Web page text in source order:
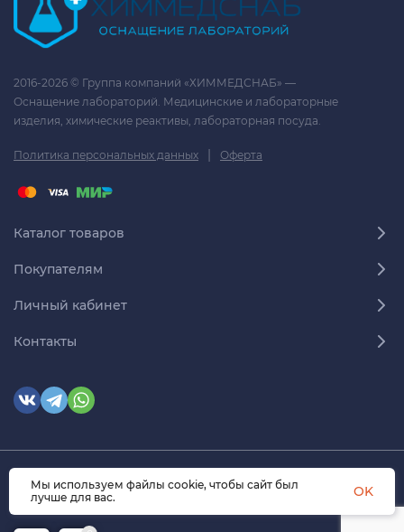
2016-2026 © Группа компаний «ХИММЕДСНАБ» —
Оснащение лабораторий. Медицинские и лабораторные
изделия, химические реактивы, лабораторная посуда.
Политика персональных данных | Оферта
Каталог товаров
Покупателям
Личный кабинет
Контакты
© 2026 himmedsnab.ru. Все права защищены
Мы используем файлы cookie, чтобы сайт был
лучше для вас.
OK